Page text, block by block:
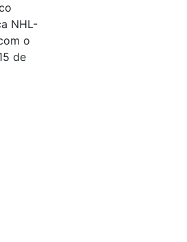
NHL-
o
de